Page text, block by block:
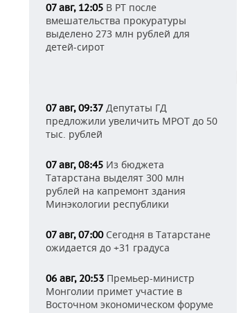
07 авг, 12:05 В РТ после
вмешательства прокуратуры
выделено 273 млн рублей для
детей-сирот
07 авг, 09:37 Депутаты ГД
предложили увеличить МРОТ до 50
тыс. рублей
07 авг, 08:45 Из бюджета
Татарстана выделят 300 млн
рублей на капремонт здания
Минэкологии республики
07 авг, 07:00Сегодня в Татарстане
ожидается до +31 градуса
06 авг, 20:53 Премьер-министр
Монголии примет участие в
Восточном экономическом форуме